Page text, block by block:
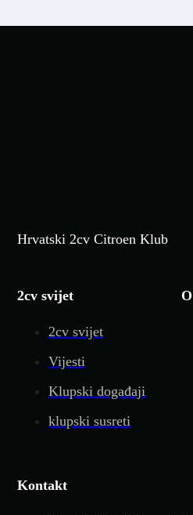
Hrvatski 2cv Citroen Klub
2cv svijet
2cv svijet
Vijesti
Klupski događaji
klupski susreti
Kontakt